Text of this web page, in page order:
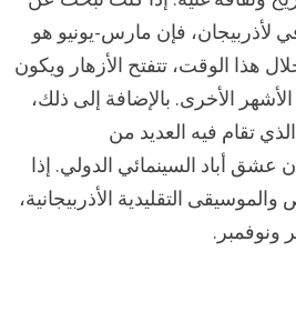
لأذربيجان، فإن مارس-يونيو هو
هذا الوقت، تتفتح الأزهار ويكون
الأخرى. بالإضافة إلى ذلك،
تقام فيه العديد من
عشق أباد السينمائي الدولي. إذا
التقليدية الأذربيجانية،
ونوفمبر.